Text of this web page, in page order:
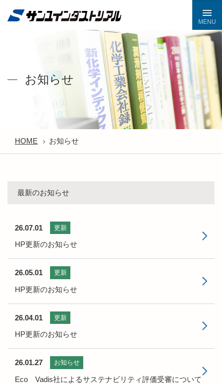
お知らせ
HOME お知らせ
最新のお知らせ
26.07.01 更新
HP更新のお知らせ
26.05.01 更新
HP更新のお知らせ
26.04.01 更新
HP更新のお知らせ
26.01.27 お知らせ
Eco Vadis社によるサステナビリティ評価受審について